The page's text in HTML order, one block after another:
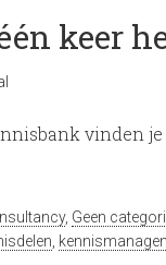
keer
vinden
, Geen